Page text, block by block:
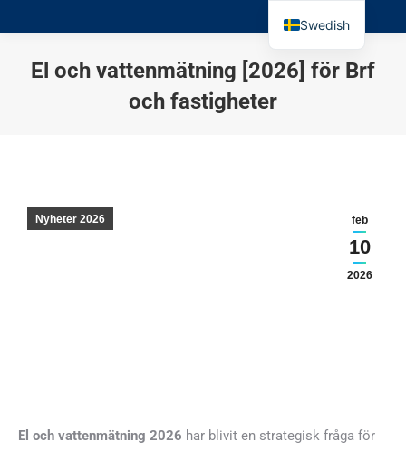
El och vattenmätning [2026] för Brf
och fastigheter
feb
10
2026
Nyheter 2026
El och vattenmätning 2026 har blivit en strategisk fråga för
Swedish